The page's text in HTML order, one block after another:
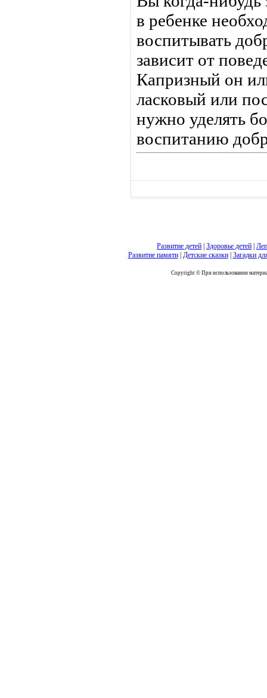
в ребенке
воспитывать
зависит от
Капризный он
ласковый или
нужно уделять
воспитанию
Развитие детей Здоровье детей
Развитие памяти| Детские сказки| Загадки
Copyright © При использовании